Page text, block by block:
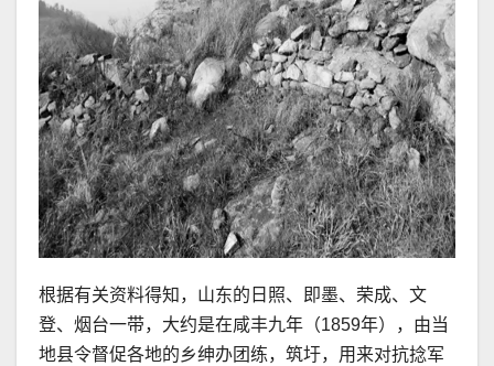
根据有关资料得知，山东的日照、即墨、荣成、文
登、烟台一带，大约是在咸丰九年（1859年），由当
地县令督促各地的乡绅办团练，筑圩，用来对抗捻军